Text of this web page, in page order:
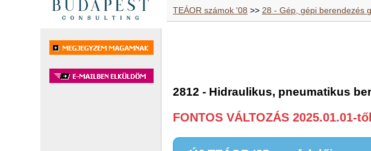
TEÁOR számok '08 >>28 - Gép, gépi berendezés
2812 - Hidraulikus, pneumatikus
FONTOS VÁLTOZÁS 2025.01.01-